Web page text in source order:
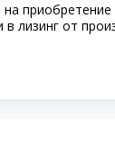
на приобретение
в лизинг от